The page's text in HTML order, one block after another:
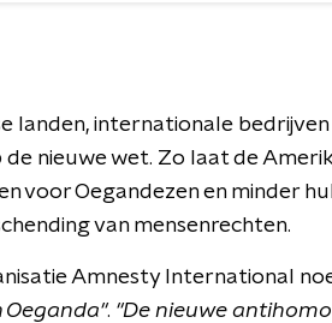
landen, internationale
nieuwe wet. Zo laat de
voor Oegandezen en minder
van mensenrechten.
Amnesty International
. "De nieuwe